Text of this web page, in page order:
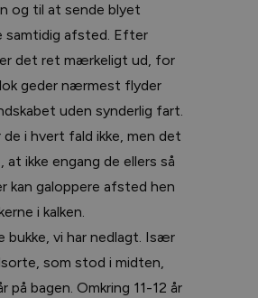
og til at sende blyet
samtidig afsted. Efter
det ret mærkeligt ud, for
geder nærmest flyder
uden synderlig fart.
i hvert fald ikke, men det
ikke engang de ellers så
kan galoppere afsted hen
i kalken.
bukke, vi har nedlagt. Især
som stod i midten,
på bagen. Omkring 11-12 år